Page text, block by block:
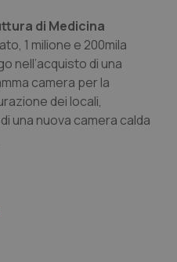
Bolzano
di Medicina
1 milione e 200mila
nell’acquisto di una
camera per la
dei locali,
una nuova camera calda